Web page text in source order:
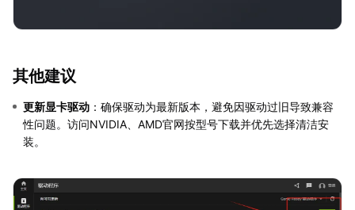
其他建议
更新显卡驱动 ：确保驱动为最新版本，避免因驱动过旧导致兼容
性问题。访问NVIDIA、AMD官网按型号下载并优先选择清洁安
装。